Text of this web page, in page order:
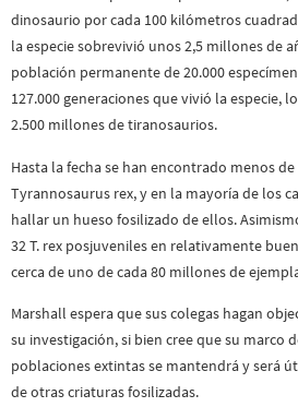
dinosaurio por cada 100 kilómetros
la especie sobrevivió unos 2,5 millones de
población permanente de 20.000
127.000 generaciones que vivió la especie,
2.500 millones de tiranosaurios.
Hasta la fecha se han encontrado menos
Tyrannosaurus rex, y en la mayoría de los
hallar un hueso fosilizado de ellos.
32 T. rex posjuveniles en relativamente
cerca de uno de cada 80 millones de
Marshall espera que sus colegas hagan
su investigación, si bien cree que su marco
poblaciones extintas se mantendrá y será
de otras criaturas fosilizadas.